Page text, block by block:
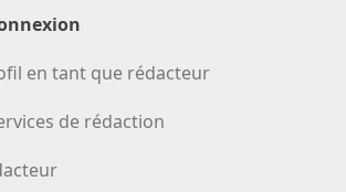
en tant que rédacteur
de rédaction